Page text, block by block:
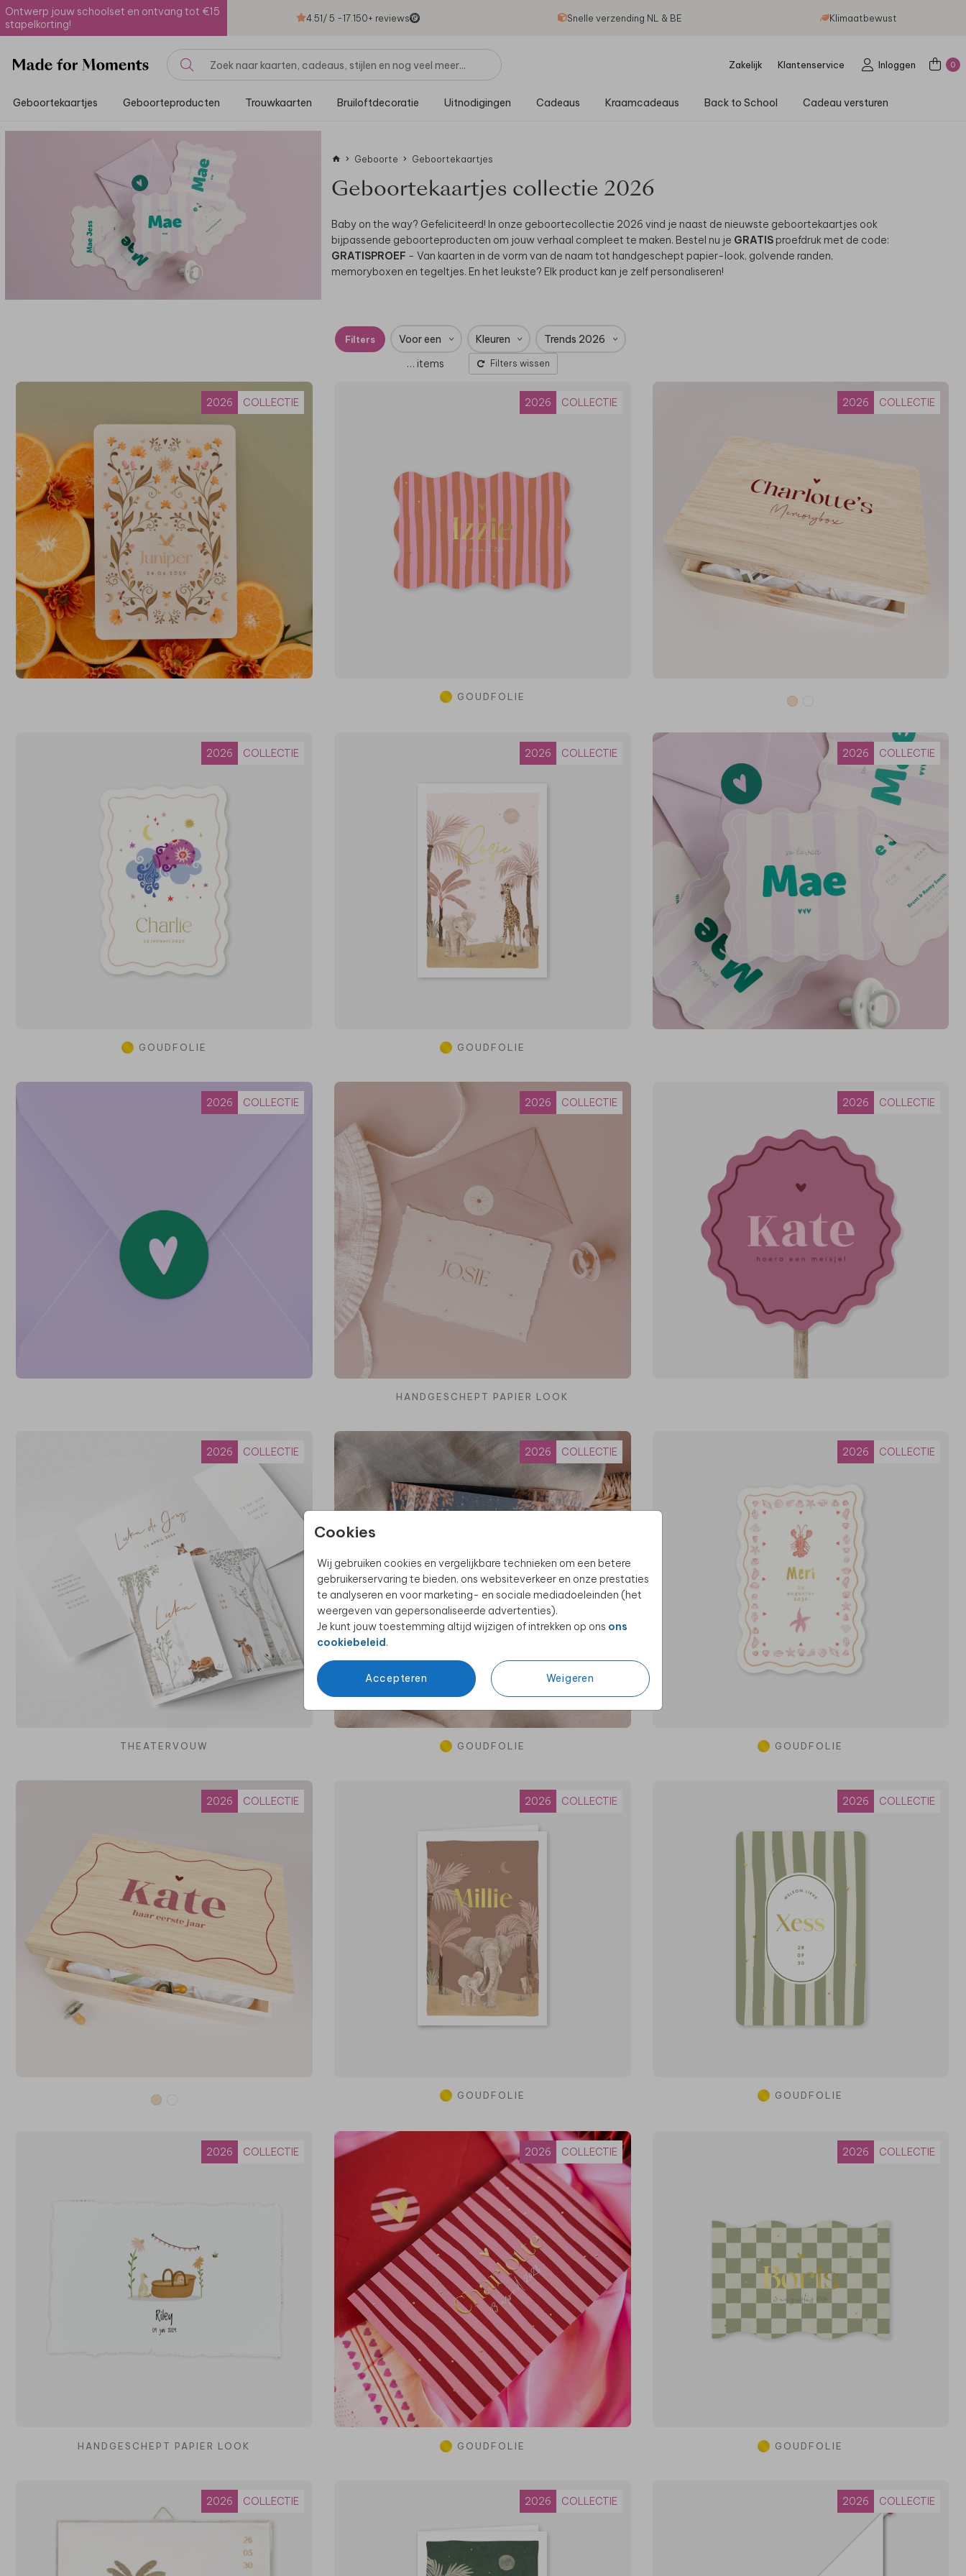
Ontwerp jouw schoolset en ontvang tot €15
stapelkorting!
4.51/ 5 -17.150+ reviews Snelle verzending NL & BE Klimaatbewust
Zakelijk Klantenservice Inloggen 0
Geboortekaartjes Geboorteproducten Trouwkaarten Bruiloftdecoratie Uitnodigingen Cadeaus Kraamcadeaus Back to School Cadeau versturen
Cookies
Wij gebruiken cookies en vergelijkbare technieken om een betere
gebruikerservaring te bieden, ons websiteverkeer en onze prestaties
te analyseren en voor marketing- en sociale mediadoeleinden (het
weergeven van gepersonaliseerde advertenties).
Je kunt jouw toestemming altijd wijzigen of intrekken op ons ons
cookiebeleid.
Accepteren Weigeren
Geboorte Geboortekaartjes
Geboortekaartjes collectie 2026
Baby on the way? Gefeliciteerd! In onze geboortecollectie 2026 vind je naast de nieuwste geboortekaartjes ook
bijpassende geboorteproducten om jouw verhaal compleet te maken. Bestel nu je GRATIS proefdruk met de code:
GRATISPROEF - Van kaarten in de vorm van de naam tot handgeschept papier-look, golvende randen,
memoryboxen en tegeltjes. En het leukste? Elk product kan je zelf personaliseren!
Filters Voor een Kleuren
Trends 2026
… items Filters wissen
2026 COLLECTIE
GOUDFOLIE
2026 COLLECTIE 2026 COLLECTIE
GOUDFOLIE
2026 COLLECTIE
GOUDFOLIE
2026 COLLECTIE 2026 COLLECTIE
2026 COLLECTIE
HANDGESCHEPT PAPIER LOOK
2026 COLLECTIE 2026 COLLECTIE
THEATERVOUW
2026 COLLECTIE
GOUDFOLIE
2026 COLLECTIE
GOUDFOLIE
2026 COLLECTIE
2026 COLLECTIE
GOUDFOLIE
2026 COLLECTIE
GOUDFOLIE
2026 COLLECTIE
HANDGESCHEPT PAPIER LOOK
2026 COLLECTIE
GOUDFOLIE
2026 COLLECTIE
GOUDFOLIE
2026 COLLECTIE
2026 COLLECTIE 2026 COLLECTIE 2026 COLLECTIE